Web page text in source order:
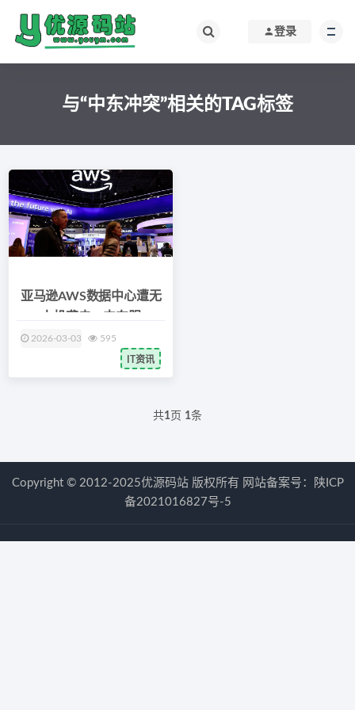
登录
与“中东冲突”相关的TAG标签
亚马逊AWS数据中心遭无
2026-03-03 595
IT资讯
共1 页 1条
Copyright © 2012-2025优源码站 版权所有 网站备案号：
陕ICP
备2021016827号-5